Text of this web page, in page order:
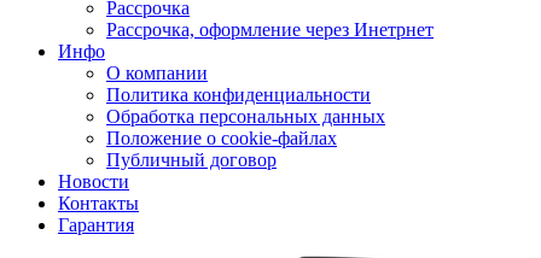
Рассрочка
Рассрочка, оформление через Инетрнет
Инфо
О компании
Политика конфиденциальности
Обработка персональных данных
Положение о cookie-файлах
Публичный договор
Новости
Контакты
Гарантия